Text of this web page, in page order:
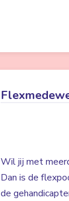
Wil jij met
Dan is de
de